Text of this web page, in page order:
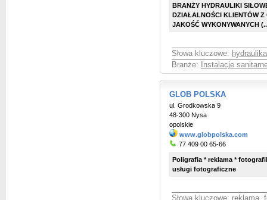
BRANŻY HYDRAULIKI
DZIAŁALNOŚCI KLIENTÓW
JAKOŚĆ WYKONYWANYCH
Słowa kluczowe: hydraulika
Branże:
Instalacje
GLOB POLSKA
ul. Grodkowska 9
48-300 Nysa
opolskie
www.globpolska.com
77 409 00 65-66
Poligrafia * reklama *
usługi fotograficzne
Słowa kluczowe: reklama